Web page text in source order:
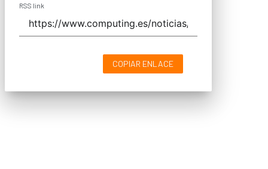
RSS link
COPIAR ENLACE